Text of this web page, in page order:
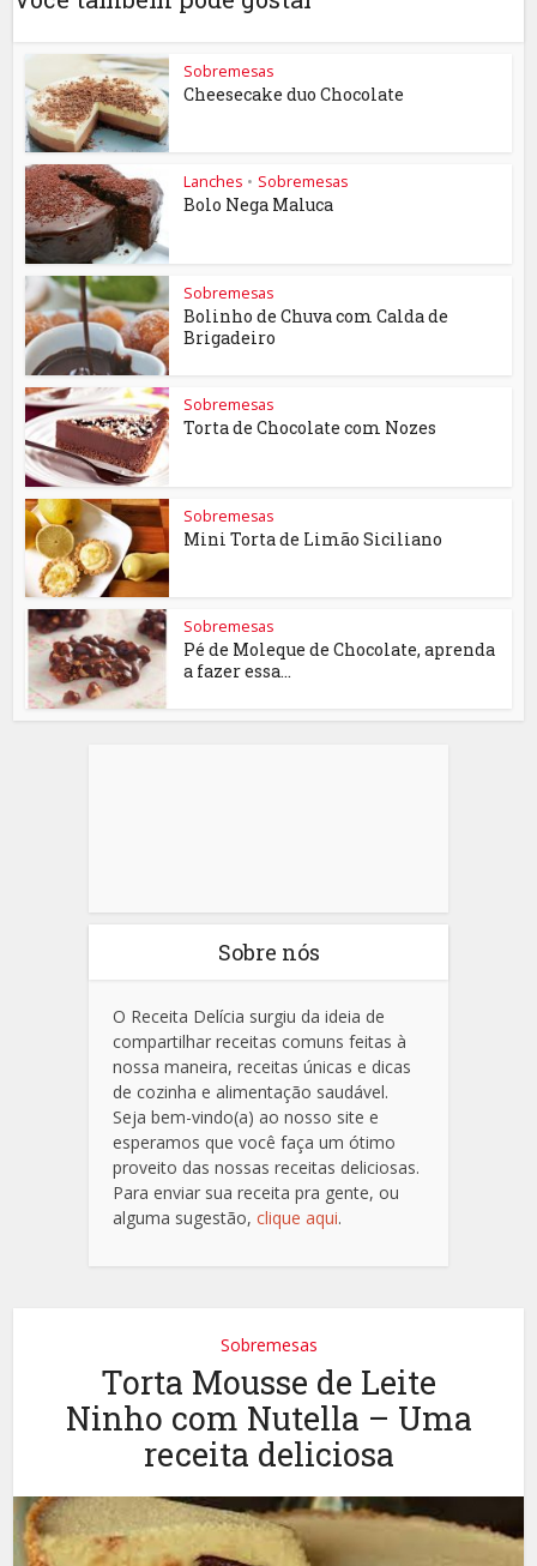
Sobremesas
Cheesecake duo Chocolate
Lanches • Sobremesas
Bolo Nega Maluca
Sobremesas
Bolinho de Chuva com Calda de
Brigadeiro
Sobremesas
Torta de Chocolate com Nozes
Sobremesas
Mini Torta de Limão Siciliano
Sobremesas
Pé de Moleque de Chocolate, aprenda
a fazer essa...
Sobre nós
O Receita Delícia surgiu da ideia de
compartilhar receitas comuns feitas à
nossa maneira, receitas únicas e dicas
de cozinha e alimentação saudável.
Seja bem-vindo(a) ao nosso site e
esperamos que você faça um ótimo
proveito das nossas receitas deliciosas.
Para enviar sua receita pra gente, ou
alguma sugestão, clique aqui.
Sobremesas
Torta Mousse de Leite
Ninho com Nutella – Uma
receita deliciosa